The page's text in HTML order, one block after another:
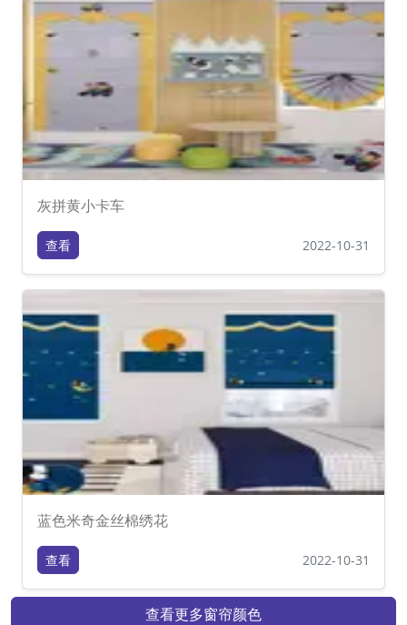
灰拼黄小卡车
查看 2022-10-31
蓝色米奇金丝棉绣花
查看 2022-10-31
查看更多窗帘颜色